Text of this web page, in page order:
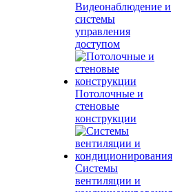
Видеонаблюдение и
системы
управления
доступом
Потолочные и
стеновые
конструкции
Системы
вентиляции и